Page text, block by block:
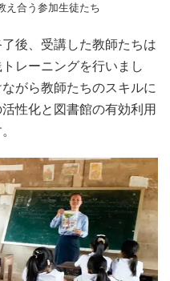
え合う参加生徒たち
後、受講した教師たちは
レーニングを行いまし
がら教師たちのスキルに
性化と図書館の有効利用